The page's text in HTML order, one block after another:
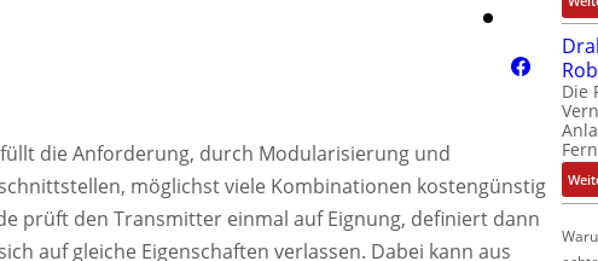
die Anforderung, durch Modularisierung und
möglichst viele Kombinationen kostengünstig
prüft den Transmitter einmal auf Eignung, definiert dann
auf gleiche Eigenschaften verlassen. Dabei kann aus
Die